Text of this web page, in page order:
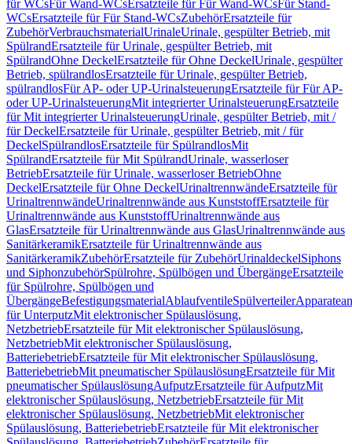
für WCsFür Wand-WCsErsatzteile für Für Wand-WCsFür Stand-
WCsErsatzteile für Für Stand-WCsZubehörErsatzteile für
ZubehörVerbrauchsmaterialUrinaleUrinale, gespülter Betrieb, mit
SpülrandErsatzteile für Urinale, gespülter Betrieb, mit
SpülrandOhne DeckelErsatzteile für Ohne DeckelUrinale, gespülter
Betrieb, spülrandlosErsatzteile für Urinale, gespülter Betrieb,
spülrandlosFür AP- oder UP-UrinalsteuerungErsatzteile für Für AP-
oder UP-UrinalsteuerungMit integrierter UrinalsteuerungErsatzteile
für Mit integrierter UrinalsteuerungUrinale, gespülter Betrieb, mit /
für DeckelErsatzteile für Urinale, gespülter Betrieb, mit / für
DeckelSpülrandlosErsatzteile für SpülrandlosMit
SpülrandErsatzteile für Mit SpülrandUrinale, wasserloser
BetriebErsatzteile für Urinale, wasserloser BetriebOhne
DeckelErsatzteile für Ohne DeckelUrinaltrennwändeErsatzteile für
UrinaltrennwändeUrinaltrennwände aus KunststoffErsatzteile für
Urinaltrennwände aus KunststoffUrinaltrennwände aus
GlasErsatzteile für Urinaltrennwände aus GlasUrinaltrennwände aus
SanitärkeramikErsatzteile für Urinaltrennwände aus
SanitärkeramikZubehörErsatzteile für ZubehörUrinaldeckelSiphons
und SiphonzubehörSpülrohre, Spülbögen und ÜbergängeErsatzteile
für Spülrohre, Spülbögen und
ÜbergängeBefestigungsmaterialAblaufventileSpülverteiler
für UnterputzMit elektronischer Spülauslösung,
NetzbetriebErsatzteile für Mit elektronischer Spülauslösung,
NetzbetriebMit elektronischer Spülauslösung,
BatteriebetriebErsatzteile für Mit elektronischer Spülauslösung,
BatteriebetriebMit pneumatischer SpülauslösungErsatzteile für Mit
pneumatischer SpülauslösungAufputzErsatzteile für AufputzMit
elektronischer Spülauslösung, NetzbetriebErsatzteile für Mit
elektronischer Spülauslösung, NetzbetriebMit elektronischer
Spülauslösung, BatteriebetriebErsatzteile für Mit elektronischer